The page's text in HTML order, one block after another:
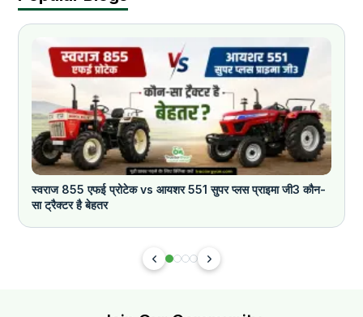
स्वराज 855 एफई प्रोटेक vs आयशर 551 सुपर प्लस प्राइमा जी3 कौन-
सा ट्रैक्टर है बेहतर